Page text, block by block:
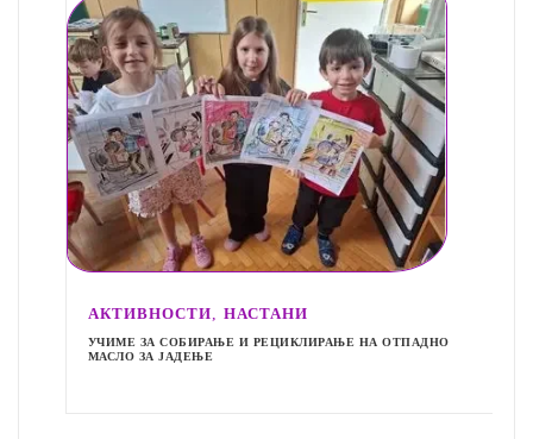
АКТИВНОСТИ,НАСТАНИ
УЧИМЕ ЗА СОБИРАЊЕ И РЕЦИКЛИРАЊЕ НА ОТПАДНО
МАСЛО ЗА ЈАДЕЊЕ